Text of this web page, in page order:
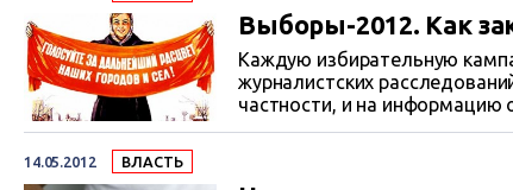
Выборы-2012. Как
Каждую избирательную
журналистских
частности, и на информацию
кандидатов. Наверное, уже
14.05.2012 ВЛАСТЬ